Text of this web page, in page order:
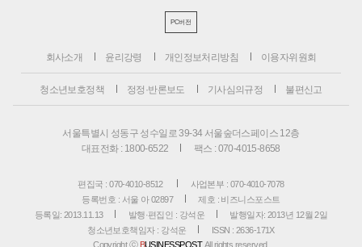
PC버전
회사소개 윤리강령 개인정보처리방침 이용자위원회
청소년보호정책 정정·반론보도 기사심의규정 불편신고
서울특별시 성동구 성수일로 39-34 서울숲더스페이스 12층
대표전화 : 1800-6522
팩스 : 070-4015-8658
편집국 : 070-4010-8512
사업본부 : 070-4010-7078
등록번호 : 서울 아 02897
제호 : 비즈니스포스트
등록일: 2013.11.13
발행·편집인 : 강석운
발행일자: 2013년 12월 2일
청소년보호책임자 : 강석운
ISSN : 2636-171X
Copyright ⓒ BUSINESSPOST. All rights reserved.